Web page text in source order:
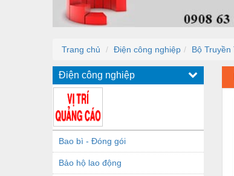
Trang chủ Điện công nghiệp Bộ
Điện công nghiệp
Bao bì - Đóng gói
Bảo hộ lao động